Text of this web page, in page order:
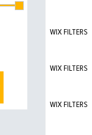
WIX FILTERS
WIX FILTERS
WIX FILTERS